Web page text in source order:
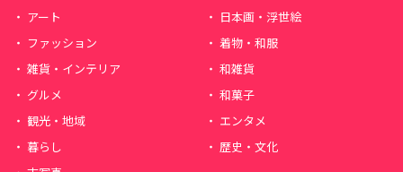
アート
日本画・浮世絵
ファッション
着物・和服
雑貨・インテリア
和雑貨
グルメ
和菓子
観光・地域
エンタメ
暮らし
歴史・文化